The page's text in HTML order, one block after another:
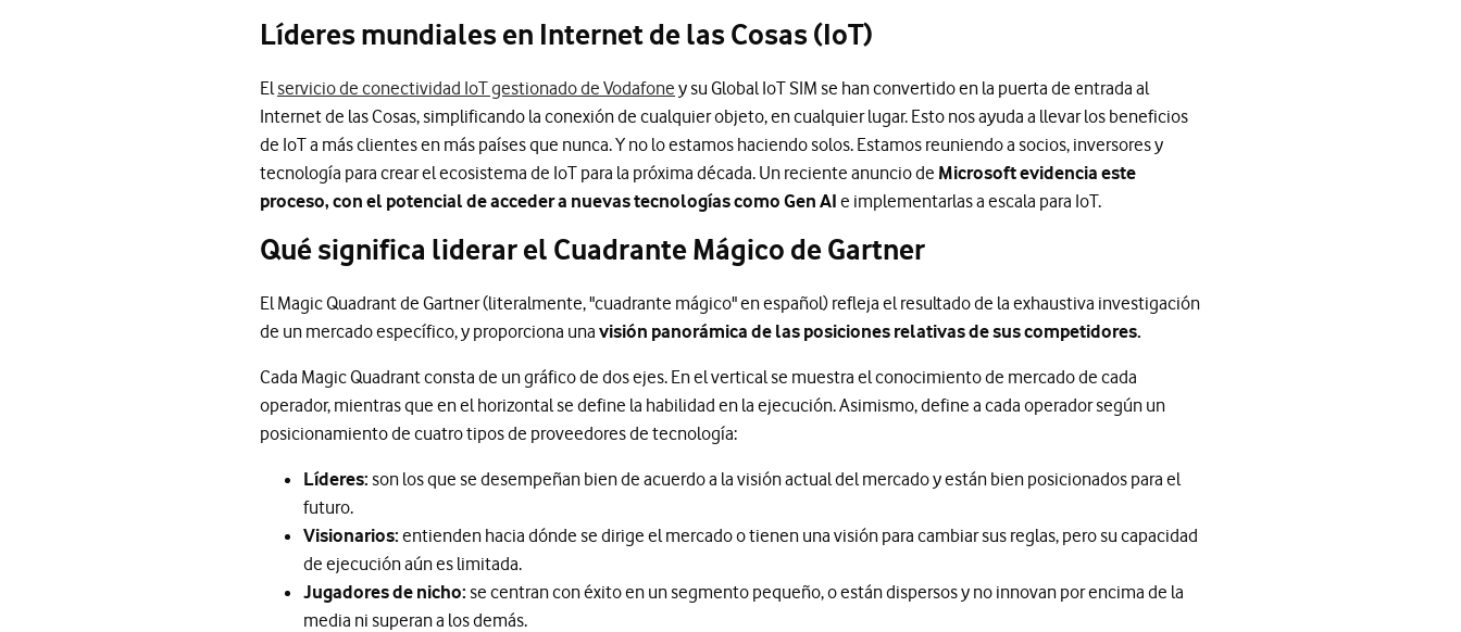
Líderes mundiales en Internet de las Cosas (IoT)
El servicio de conectividad IoT gestionado de Vodafone y su Global IoT SIM se han convertido en la puerta de entrada al
Internet de las Cosas, simplificando la conexión de cualquier objeto, en cualquier lugar. Esto nos ayuda a llevar los beneficios
de IoT a más clientes en más países que nunca. Y no lo estamos haciendo solos. Estamos reuniendo a socios, inversores y
tecnología para crear el ecosistema de IoT para la próxima década. Un reciente anuncio de Microsoft evidencia este
proceso, con el potencial de acceder a nuevas tecnologías como Gen AI e implementarlas a escala para IoT.
Qué significa liderar el Cuadrante Mágico de Gartner
El Magic Quadrant de Gartner (literalmente, "cuadrante mágico" en español) refleja el resultado de la exhaustiva investigación
de un mercado específico, y proporciona una visión panorámica de las posiciones relativas de sus competidores.
Cada Magic Quadrant consta de un gráfico de dos ejes. En el vertical se muestra el conocimiento de mercado de cada
operador, mientras que en el horizontal se define la habilidad en la ejecución. Asimismo, define a cada operador según un
posicionamiento de cuatro tipos de proveedores de tecnología:
Líderes: son los que se desempeñan bien de acuerdo a la visión actual del mercado y están bien posicionados para el
futuro.
Visionarios: entienden hacia dónde se dirige el mercado o tienen una visión para cambiar sus reglas, pero su capacidad
de ejecución aún es limitada.
Jugadores de nicho: se centran con éxito en un segmento pequeño, o están dispersos y no innovan por encima de la
media ni superan a los demás.